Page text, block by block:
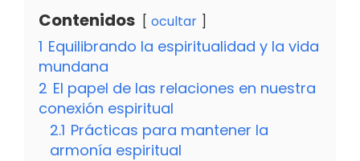
Contenidos ocultar
1 Equilibrando la espiritualidad y la vida
mundana
2 El papel de las relaciones en nuestra
conexión espiritual
2.1 Prácticas para mantener la
armonía espiritual